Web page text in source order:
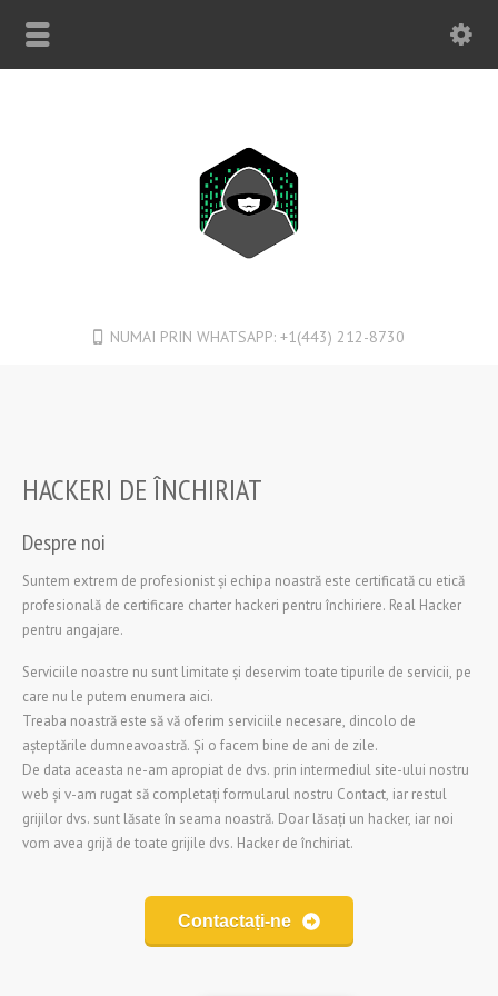
NUMAI PRIN WHATSAPP: +1(443) 212-8730
HACKERI DE ÎNCHIRIAT
Despre noi
Suntem extrem de profesionist și echipa noastră este certificată cu etică
profesională de certificare charter hackeri pentru închiriere. Real Hacker
pentru angajare.
Serviciile noastre nu sunt limitate și deservim toate tipurile de servicii, pe
care nu le putem enumera aici.
Treaba noastră este să vă oferim serviciile necesare, dincolo de
așteptările dumneavoastră. Și o facem bine de ani de zile.
De data aceasta ne-am apropiat de dvs. prin intermediul site-ului nostru
web și v-am rugat să completați formularul nostru Contact, iar restul
grijilor dvs. sunt lăsate în seama noastră. Doar lăsați un hacker, iar noi
vom avea grijă de toate grijile dvs. Hacker de închiriat.
Contactați-ne